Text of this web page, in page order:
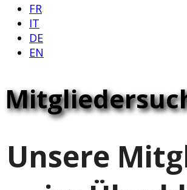
FR
IT
DE
EN
Unsere